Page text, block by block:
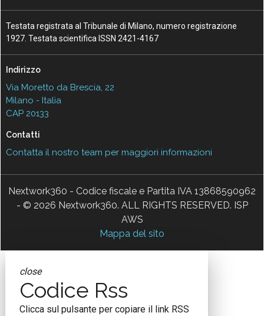
Testata registrata al Tribunale di Milano, numero registrazione
1927. Testata scientifica ISSN 2421-4167
Indirizzo
Via Moretto da Brescia, 22
Milano - Italia
CAP 20133
Contatti
Contatta il nostro team per maggiori informazioni
Nextwork360 - Codice fiscale e Partita IVA 13868590962
- © 2026 Nextwork360. ALL RIGHTS RESERVED. ISP
AWS
Mappa del sito
close
Codice Rss
Clicca sul pulsante per copiare il link RSS